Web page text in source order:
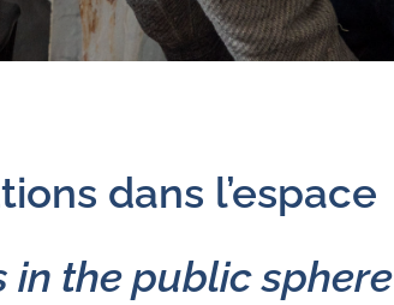
dans l’espace
the public sphere